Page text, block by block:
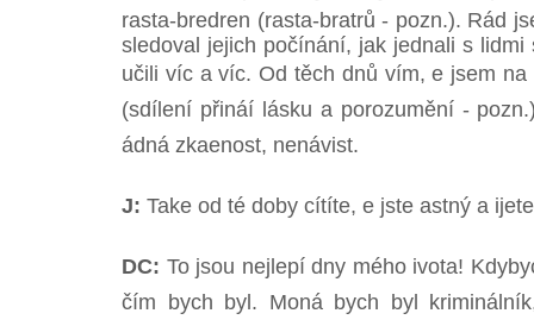
rasta-bredren (rasta-bratrů - pozn.). Rád
sledoval jejich počínání, jak jednali s lidmi
učili víc a víc. Od těch dnů vím, e jsem
(sdílení přináí lásku a porozumění -
ádná zkaenost, nenávist.
J: Take od té doby cítíte, e jste astný a
DC: To jsou nejlepí dny mého ivota!
čím bych byl. Moná bych byl